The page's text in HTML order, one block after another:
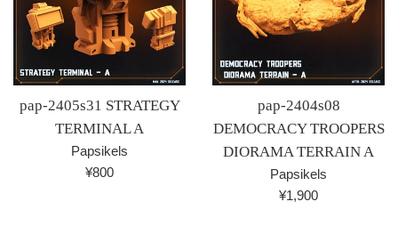
pap-2405s31 STRATEGY
TERMINAL A
Papsikels
通
¥800
pap-2404s08
DEMOCRACY TROOPERS
DIORAMA TERRAIN A
Papsikels
通
¥1,900